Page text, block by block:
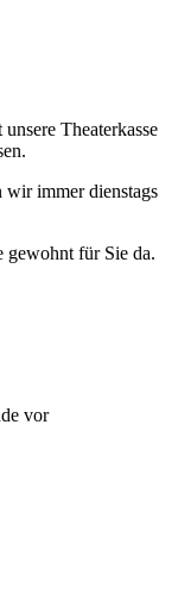
unsere Theaterkasse
wir immer dienstags
für Sie da.
vor